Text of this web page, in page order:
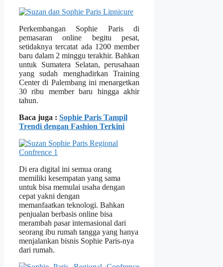
Perkembangan Sophie Paris di
pemasaran online begitu pesat,
setidaknya tercatat ada 1200 member
baru dalam 2 minggu terakhir. Bahkan
untuk Sumatera Selatan, perusahaan
yang sudah menghadirkan Training
Center di Palembang ini menargetkan
30 ribu member baru hingga akhir
tahun.
Baca juga : Sophie Paris Tampil
Trendi dengan Fashion Terkini
Di era digital ini semua orang
memiliki kesempatan yang sama
untuk bisa memulai usaha dengan
cepat yakni dengan
memanfaatkan teknologi. Bahkan
penjualan berbasis online bisa
merambah pasar internasional dari
seorang ibu rumah tangga yang hanya
menjalankan bisnis Sophie Paris-nya
dari rumah.